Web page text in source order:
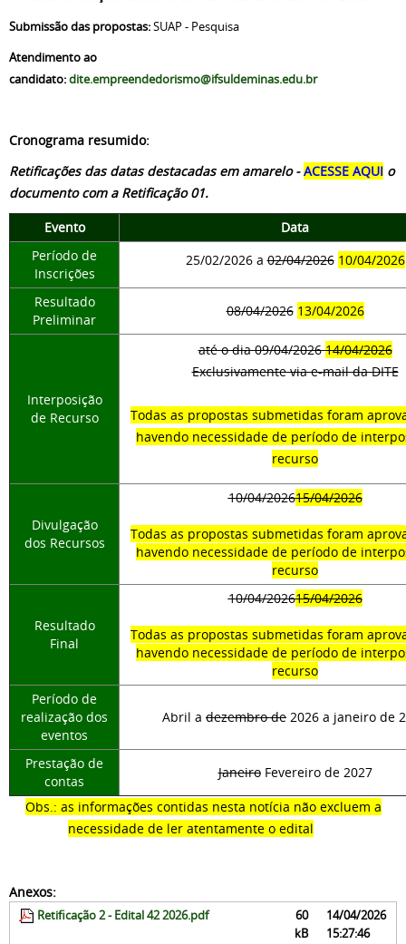
Submissão das propostas:SUAP - Pesquisa
Atendimento ao
candidato:dite.empreendedorismo@ifsuldeminas.edu.br
Cronograma resumido:
Retificações das datas destacadas em amarelo -ACESSE AQUI o
documento com a Retificação 01.
Evento
Data
Período de
Inscrições
25/02/2026 a02/04/2026 10/04/2026
Resultado
Preliminar
08/04/2026 13/04/2026
Interposição
de Recurso
até o dia09/04/2026 14/04/2026
Exclusivamente via e-mail da DITE
Todas as propostas submetidas foram
havendo necessidade de período de
recurso
Divulgação
dos Recursos
10/04/202615/04/2026
Todas as propostas submetidas foram
havendo necessidade de período de
recurso
Resultado
Final
10/04/202615/04/2026
Todas as propostas submetidas foram
havendo necessidade de período de
recurso
Período de
realização dos
eventos
Abril a dezembro de 2026 a janeiro de
Prestação de
contas
JaneiroFevereiro de 2027
Obs.: as informações contidas nesta notícia não excluem a
necessidade de ler atentamente o edital
Anexos:
Retificação 2 - Edital 42 2026.pdf
60
kB
14/04/2026
15:27:46